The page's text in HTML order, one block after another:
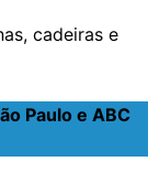
cadeiras e
Paulo e ABC